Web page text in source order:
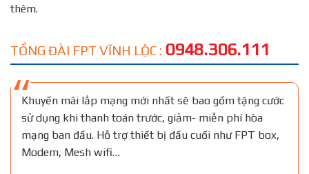
thêm.
TỔNG ĐÀI FPT VĨNH LỘC : 0948.306.111
Khuyến mãi lắp mạng mới nhất sẽ bao gồm tặng cước
sử dụng khi thanh toán trước, giảm- miễn phí hòa
mạng ban đầu. Hỗ trợ thiết bị đầu cuối như FPT box,
Modem, Mesh wifi…